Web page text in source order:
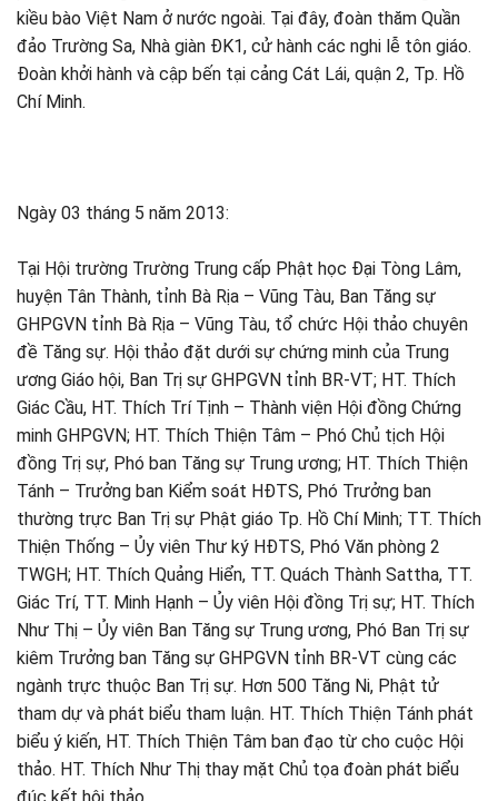
kiều bào Việt Nam ở nước ngoài. Tại đây, đoàn thăm Quần
đảo Trường Sa, Nhà giàn ĐK1, cử hành các nghi lễ tôn giáo.
Đoàn khởi hành và cập bến tại cảng Cát Lái, quận 2, Tp. Hồ
Chí Minh.
Ngày 03 tháng 5 năm 2013:
Tại Hội trường Trường Trung cấp Phật học Đại Tòng Lâm,
huyện Tân Thành, tỉnh Bà Rịa – Vũng Tàu, Ban Tăng sự
GHPGVN tỉnh Bà Rịa – Vũng Tàu, tổ chức Hội thảo chuyên
đề Tăng sự. Hội thảo đặt dưới sự chứng minh của Trung
ương Giáo hội, Ban Trị sự GHPGVN tỉnh BR-VT; HT. Thích
Giác Cầu, HT. Thích Trí Tịnh – Thành viện Hội đồng Chứng
minh GHPGVN; HT. Thích Thiện Tâm – Phó Chủ tịch Hội
đồng Trị sự, Phó ban Tăng sự Trung ương; HT. Thích Thiện
Tánh – Trưởng ban Kiểm soát HĐTS, Phó Trưởng ban
thường trực Ban Trị sự Phật giáo Tp. Hồ Chí Minh; TT. Thích
Thiện Thống – Ủy viên Thư ký HĐTS, Phó Văn phòng 2
TWGH; HT. Thích Quảng Hiển, TT. Quách Thành Sattha, TT.
Giác Trí, TT. Minh Hạnh – Ủy viên Hội đồng Trị sự; HT. Thích
Như Thị – Ủy viên Ban Tăng sự Trung ương, Phó Ban Trị sự
kiêm Trưởng ban Tăng sự GHPGVN tỉnh BR-VT cùng các
ngành trực thuộc Ban Trị sự. Hơn 500 Tăng Ni, Phật tử
tham dự và phát biểu tham luận. HT. Thích Thiện Tánh phát
biểu ý kiến, HT. Thích Thiện Tâm ban đạo từ cho cuộc Hội
thảo. HT. Thích Như Thị thay mặt Chủ tọa đoàn phát biểu